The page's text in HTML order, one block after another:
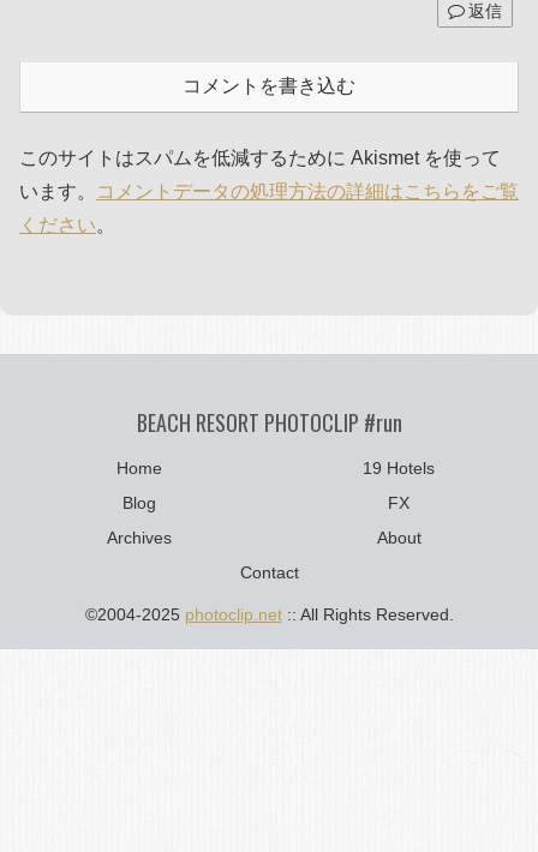
返信
コメントを書き込む
このサイトはスパムを低減するために Akismet を使って
います。
コメントデータの処理方法の詳細はこちらをご覧
ください。
BEACH RESORT PHOTOCLIP #run
Home
19 Hotels
Blog
FX
Archives
About
Contact
©2004-2025 photoclip.net:: All Rights Reserved.